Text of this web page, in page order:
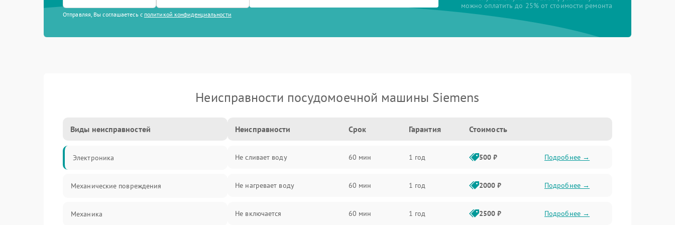
Отправляя, Вы соглашаетесь с политикой конфиденциальности
можно оплатить до 25% от стоимости ремонта
Неисправности посудомоечной машины Siemens
Виды неисправностей
Электроника
Механические повреждения
Механика
Неисправности Срок Гарантия Стоимость
Не сливает воду 60 мин 1 год 500 ₽ Подробнее →
Не нагревает воду 60 мин 1 год 2000 ₽ Подробнее →
Не включается 60 мин 1 год 2500 ₽ Подробнее →